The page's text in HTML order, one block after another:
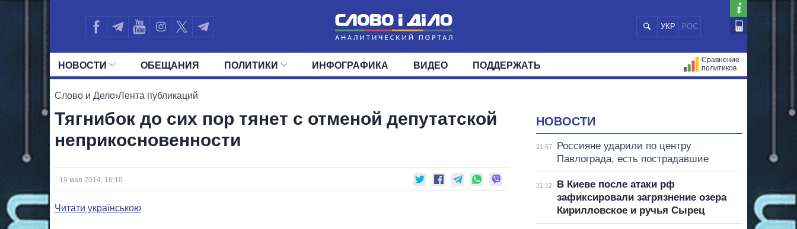
УКР РОС
НОВОСТИ
ПОЛИТИКА ЭКОНОМИКА ОБЩЕСТВО МИР
ОБЕЩАНИЯ ПОЛИТИКИ
ВСЕ ПОЛИТИКИ
ДЕПУТАТЫ КОМИТЕТЫ ФРАКЦИИ ОКРУГА
ИНФОГРАФИКА ВИДЕО ПОДДЕРЖАТЬ
Сравнение
политиков
Слово и Дело›Лента публикаций
Тягнибок до сих пор тянет с отменой депутатской
неприкосновенности
19 мая 2014, 16:10
Читати українською
НОВОСТИ
21:57
Россияне ударили по центру
Павлограда, есть пострадавшие
21:12
В Киеве после атаки рф
зафиксировали загрязнение озера
Кирилловское и ручья Сырец